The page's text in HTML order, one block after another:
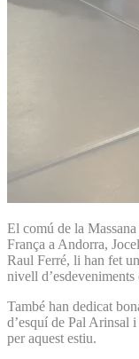
El comú de la
França a Andorra,
Raul Ferré, li han fet
nivell
També han dedicat
d’esquí de Pal Arinsal
per aquest estiu.